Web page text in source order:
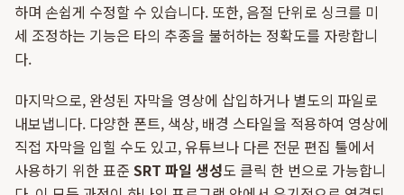
하며 손쉽게 수정할 수 있습니다. 또한, 음절 단위로 싱크를 미
세 조정하는 기능은 타의 추종을 불허하는 정확도를 자랑합니
다.
마지막으로, 완성된 자막을 영상에 삽입하거나 별도의 파일로
내보냅니다. 다양한 폰트, 색상, 배경 스타일을 적용하여 영상에
직접 자막을 입힐 수도 있고, 유튜브나 다른 전문 편집 툴에서
사용하기 위한 표준 SRT 파일 생성도 클릭 한 번으로 가능합니